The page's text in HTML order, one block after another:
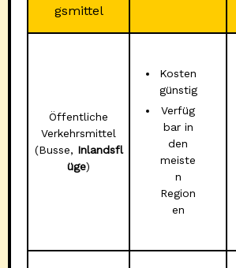
gsmittel
Öffentliche
Verkehrsmittel
(Busse, Inlandsfl
üge)
Kosten
günstig
Verfüg
bar in
den
meiste
n
Region
en